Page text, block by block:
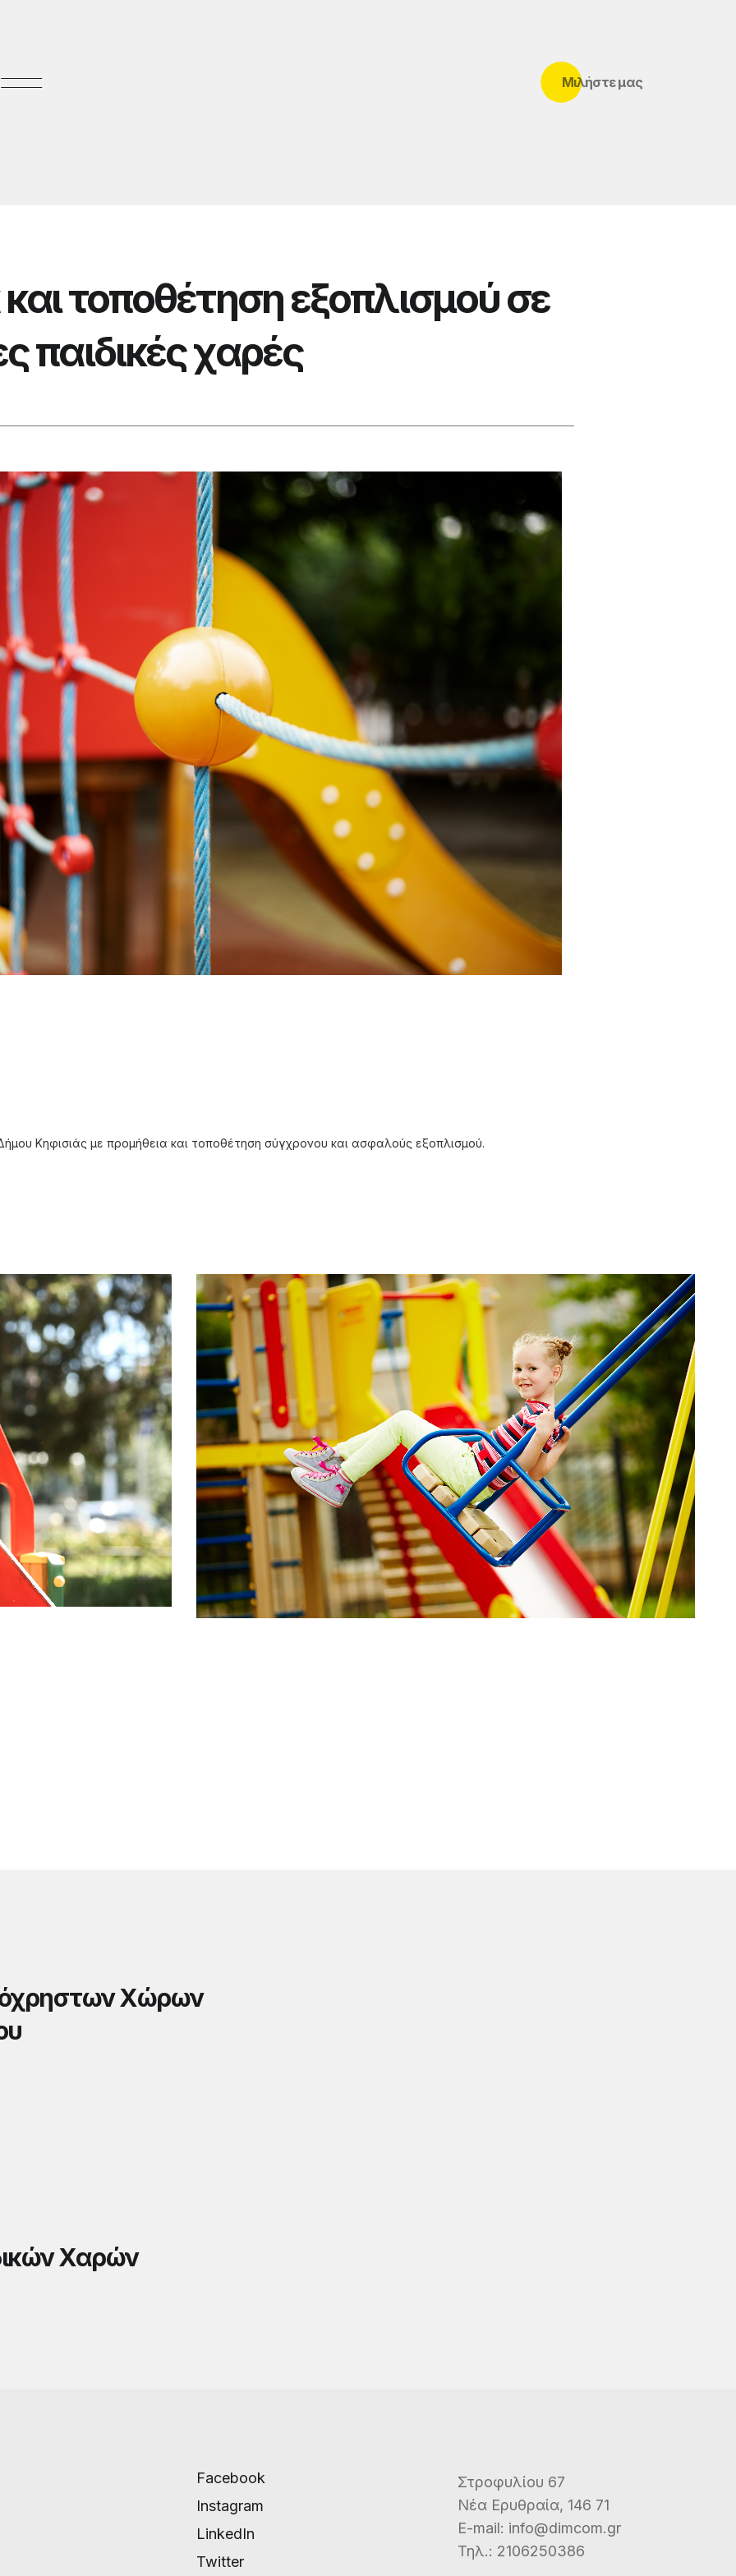
Μιλήστε μας
τοποθέτηση εξοπλισμού σε
παιδικές χαρές
Κηφισιάς με προμήθεια και τοποθέτηση σύγχρονου και ασφαλούς εξοπλισμού.
Χώρων
Χαρών
Facebook
Instagram
LinkedIn
Twitter
Στροφυλίου 67
Νέα Ερυθραία, 146 71
E-mail: info@dimcom.gr
Τηλ.: 2106250386